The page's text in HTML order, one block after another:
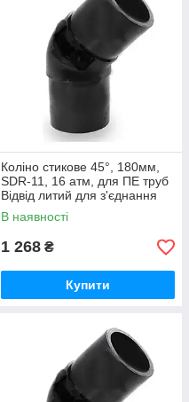
Коліно стикове 45°, 180мм,
SDR-11, 16 атм, для ПЕ труб
Відвід литий для з'єднання
водопровідних та газових
труб
В наявності
1 268 ₴
Купити